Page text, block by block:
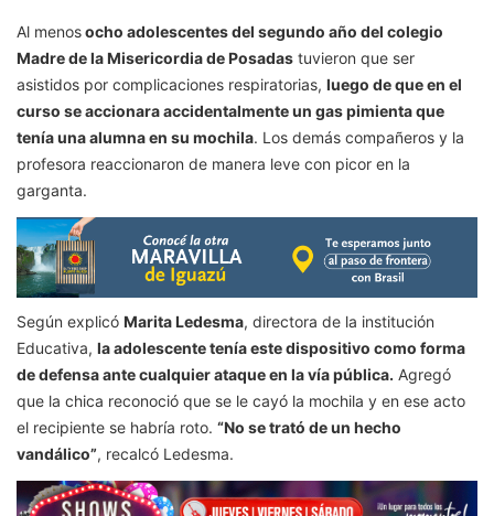
Al menosocho adolescentes del segundo año del colegio
Madre de la Misericordia de Posadas tuvieron que ser
asistidos por complicaciones respiratorias, luego de que en el
curso se accionara accidentalmente un gas pimienta que
tenía una alumna en su mochila. Los demás compañeros y la
profesora reaccionaron de manera leve con picor en la
garganta.
Según explicó Marita Ledesma, directora de la institución
Educativa, la adolescente tenía este dispositivo como forma
de defensa ante cualquier ataque en la vía pública. Agregó
que la chica reconoció que se le cayó la mochila y en ese acto
el recipiente se habría roto. “No se trató de un hecho
vandálico”, recalcó Ledesma.